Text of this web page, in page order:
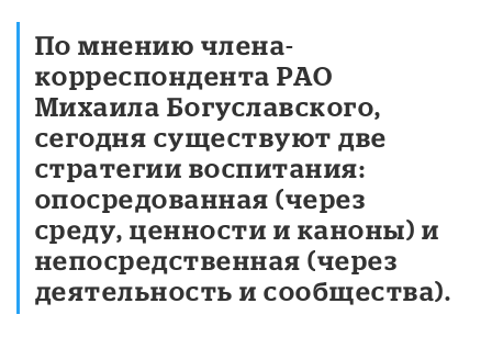
По мнению члена-
корреспондента РАО
Михаила Богуславского,
сегодня существуют две
стратегии воспитания:
опосредованная (через
среду, ценности и каноны) и
непосредственная (через
деятельность и сообщества).